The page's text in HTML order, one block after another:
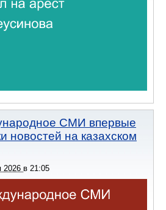
СМИ впервые
новостей на казахском
2026 в 21:05